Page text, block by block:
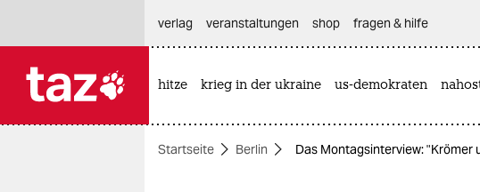
themen
verlag
veranstaltungen shop fragen & hilfe
hitze krieg in der ukraine us-demokraten
Startseite Berlin Das Montagsinterview: "Krömer